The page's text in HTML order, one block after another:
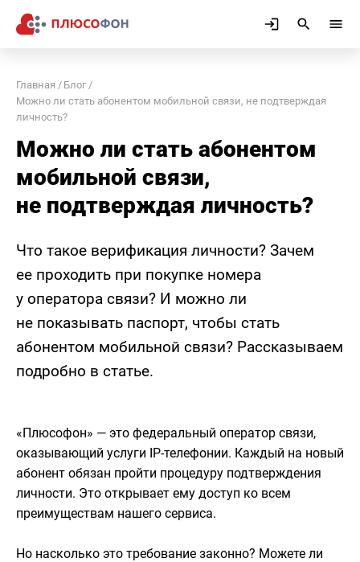
Главная
Блог
Можно ли стать абонентом мобильной связи, не подтверждая
личность?
Можно ли стать абонентом
мобильной связи,
не подтверждая личность?
Что такое верификация личности? Зачем
ее проходить при покупке номера
у оператора связи? И можно ли
не показывать паспорт, чтобы стать
абонентом мобильной связи? Рассказываем
подробно в статье.
«Плюсофон» — это федеральный оператор связи,
оказывающий услуги IP-телефонии. Каждый на новый
абонент обязан пройти процедуру подтверждения
личности. Это открывает ему доступ ко всем
преимуществам нашего сервиса.
Но насколько это требование законно? Можете ли